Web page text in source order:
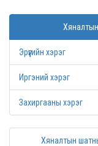
Эрүүгийн хэрэг
Иргэний хэрэг
Захиргааны хэрэг
Хяналтын шатны